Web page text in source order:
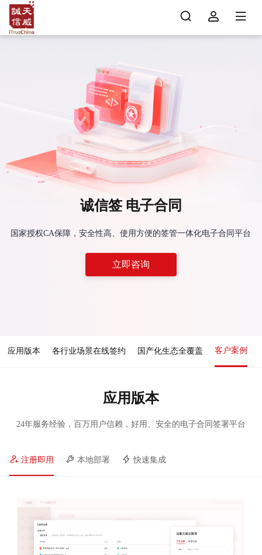
诚信签 电子合同
国家授权CA保障，安全性高、使用方便的签管一体化电子合同平台
立即咨询
应用版本 各行业场景在线签约 国产化生态全覆盖 客户案例
应用版本
24年服务经验，百万用户信赖，好用、安全的电子合同签署平台
注册即用 本地部署 快速集成